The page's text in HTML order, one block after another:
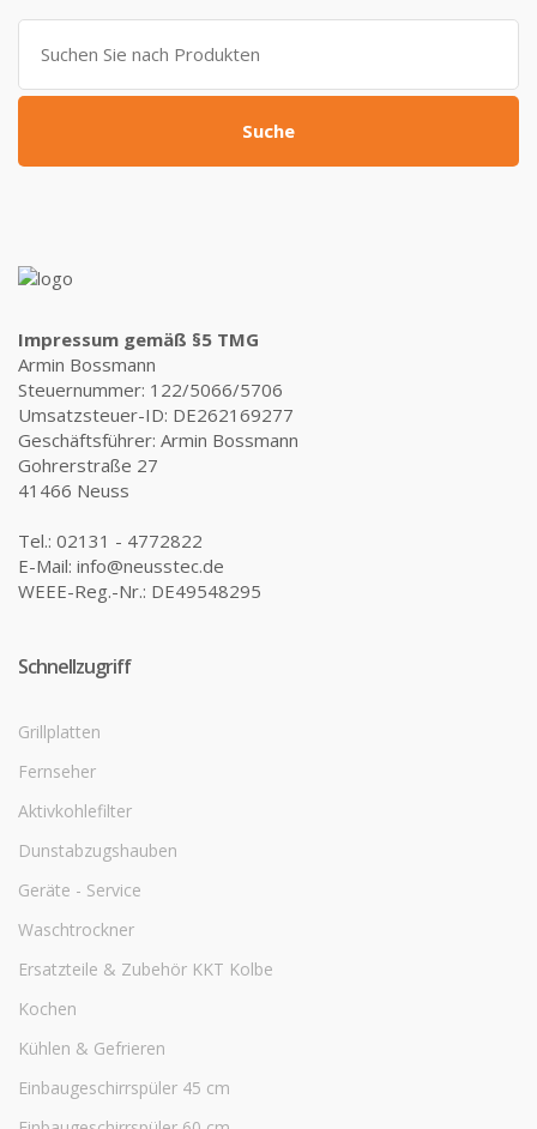
799,00 €309,00 €.
Suche
nach:
Suche
Impressum gemäß §5 TMG
Armin Bossmann
Steuernummer: 122/5066/5706
Umsatzsteuer-ID: DE262169277
Geschäftsführer: Armin Bossmann
Gohrerstraße 27
41466 Neuss
Tel.: 02131 - 4772822
E-Mail: info@neusstec.de
WEEE-Reg.-Nr.: DE49548295
Schnellzugriff
Grillplatten
Fernseher
Aktivkohlefilter
Dunstabzugshauben
Geräte - Service
Waschtrockner
Ersatzteile & Zubehör KKT Kolbe
Kochen
Kühlen & Gefrieren
Einbaugeschirrspüler 45 cm